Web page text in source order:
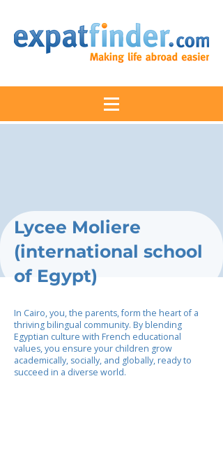
Lycee Moliere
(international school
of Egypt)
In Cairo, you, the parents, form the heart of a
thriving bilingual community. By blending
Egyptian culture with French educational
values, you ensure your children grow
academically, socially, and globally, ready to
succeed in a diverse world.